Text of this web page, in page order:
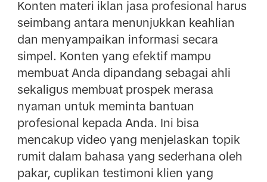
Konten materi iklan jasa profesional harus
seimbang antara menunjukkan keahlian
dan menyampaikan informasi secara
simpel. Konten yang efektif mampu
membuat Anda dipandang sebagai ahli
sekaligus membuat prospek merasa
nyaman untuk meminta bantuan
profesional kepada Anda. Ini bisa
mencakup video yang menjelaskan topik
rumit dalam bahasa yang sederhana oleh
pakar, cuplikan testimoni klien yang